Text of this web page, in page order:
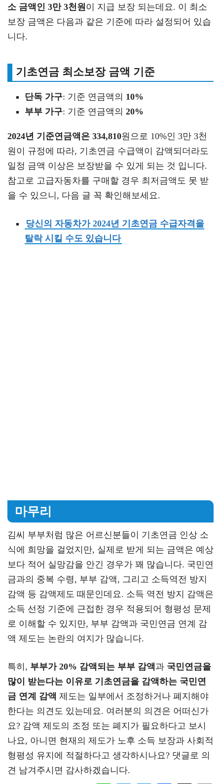
소 금액인 3만 3천원이 지급 보장 되는데요. 이 최소
보장 금액은 다음과 같은 기준에 따라 설정되어 있습
니다.
기초연금 최소보장 금액 기준
단독 가구: 기준 연금액의 10%
부부 가구: 기준 연금액의 20%
2024년 기준연금액은 334,810원으로 10%인 3만 3천
원이 규정에 따라, 기초연금 수급액이 감액되더라도
일정 금액 이상은 보장받을 수 있게 되는 것 입니다.
참고로 고급자동차를 구매할 경우 최저금액도 못 받
을 수 있으니, 다음 글 꼭 확인해보세요.
당신의 자동차가 2024년 기초연금 수급자격을
탈락 시킬 수도 있습니다
마무리
김씨 부부처럼 많은 어르신분들이 기초연금 인상 소
식에 희망을 걸었지만, 실제로 받게 되는 금액은 예상
보다 적어 실망감을 안긴 경우가 꽤 많습니다. 국민연
금과의 중복 수령, 부부 감액, 그리고 소득역전 방지
감액 등 감액제도 때문인데요. 소득 역전 방지 감액은
소득 선정 기준에 근접한 경우 적용되어 형평성 문제
로 이해할 수 있지만, 부부 감액과 국민연금 연계 감
액 제도는 논란의 여지가 많습니다.
특히, 부부가 20% 감액되는 부부 감액과 국민연금을
많이 받는다는 이유로 기초연금을 감액하는 국민연
금 연계 감액 제도는 일부에서 조정하거나 폐지해야
한다는 의견도 있는데요. 여러분의 의견은 어떠신가
요? 감액 제도의 조정 또는 폐지가 필요하다고 보시
나요, 아니면 현재의 제도가 노후 소득 보장과 사회적
형평성 유지에 적절하다고 생각하시나요? 댓글로 의
견 남겨주시면 감사하겠습니다.